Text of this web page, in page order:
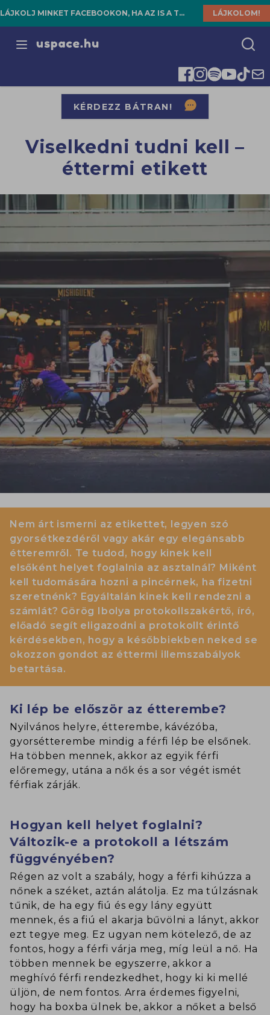
LÁJKOLJ MINKET FACEBOOKON, HA AZ IS A TE HELYED! LÁJKOLOM!
Open menu
KÉRDEZZ BÁTRAN!
Viselkedni tudni kell –
éttermi etikett
Nem árt ismerni az etikettet, legyen szó
gyorsétkezdéről vagy akár egy elegánsabb
étteremről. Te tudod, hogy kinek kell
elsőként helyet foglalnia az asztalnál? Miként
kell tudomására hozni a pincérnek, ha fizetni
szeretnénk? Egyáltalán kinek kell rendezni a
számlát? Görög Ibolya protokollszakértő, író,
előadó segít eligazodni a protokollt érintő
kérdésekben, hogy a későbbiekben neked se
okozzon gondot az éttermi illemszabályok
betartása.
Ki lép be először az étterembe?
Nyilvános helyre, étterembe, kávézóba,
gyorsétterembe mindig a férfi lép be elsőnek.
Ha többen mennek, akkor az egyik férfi
előremegy, utána a nők és a sor végét ismét
férfiak zárják.
Hogyan kell helyet foglalni?
Változik-e a protokoll a létszám
függvényében?
Régen az volt a szabály, hogy a férfi kihúzza a
nőnek a széket, aztán alátolja. Ez ma túlzásnak
tűnik, de ha egy fiú és egy lány együtt
mennek, és a fiú el akarja bűvölni a lányt, akkor
ezt tegye meg. Ez ugyan nem kötelező, de az
fontos, hogy a férfi várja meg, míg leül a nő. Ha
többen mennek be egyszerre, akkor a
meghívó férfi rendezkedhet, hogy ki ki mellé
üljön, de nem fontos. Arra érdemes figyelni,
hogy ha boxba ülnek be, akkor a nőket a belső